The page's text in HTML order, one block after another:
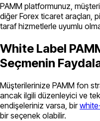
PAMM platformunuz,
diğer Forex ticaret araçları,
taraf hizmetlerle uyumlu
White Label
Seçmenin
Müşterilerinize PAMM fon
ancak ilgili düzenleyici ve
endişeleriniz varsa, bir
bir seçenek olabilir.